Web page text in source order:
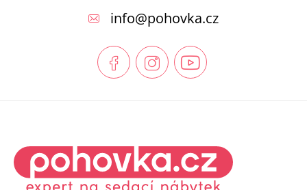
info@pohovka.cz